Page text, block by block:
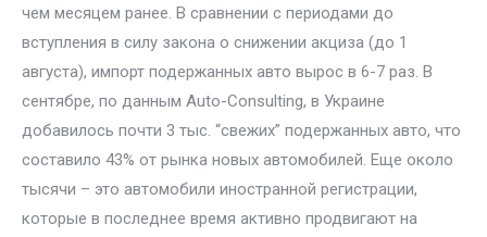
чем месяцем ранее. В сравнении с периодами до
вступления в силу закона о снижении акциза (до 1
августа), импорт подержанных авто вырос в 6-7 раз. В
сентябре, по данным Auto-Consulting, в Украине
добавилось почти 3 тыс. “свежих” подержанных авто, что
составило 43% от рынка новых автомобилей. Еще около
тысячи – это автомобили иностранной регистрации,
которые в последнее время активно продвигают на